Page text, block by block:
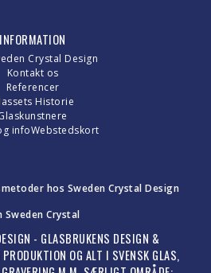
INFORMATION
Crystal Design
Kontakt os
Referencer
Historie
infoWebstedskort
Sweden Crystal
- GLASBRUKENS DESIGN &
OG ALT I SVENSK GLAS,